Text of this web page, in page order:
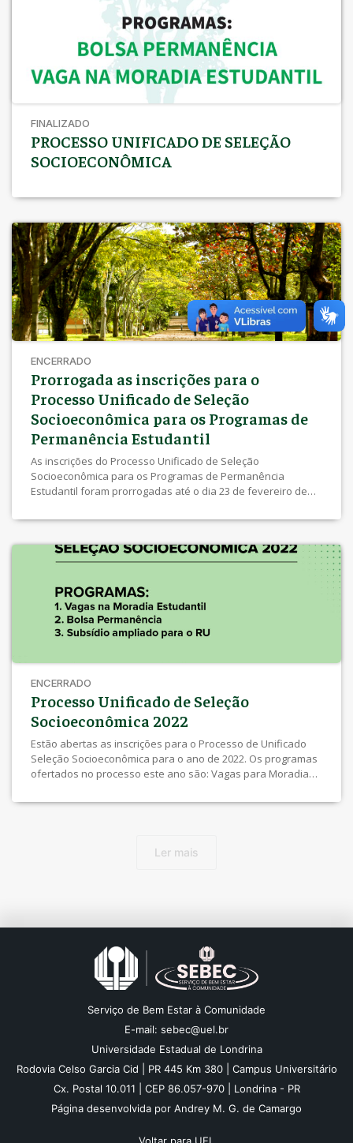
FINALIZADO
PROCESSO UNIFICADO DE SELEÇÃO
SOCIOECONÔMICA
ENCERRADO
Prorrogada as inscrições para o
Processo Unificado de Seleção
Socioeconômica para os Programas de
Permanência Estudantil
As inscrições do Processo Unificado de Seleção
Socioeconômica para os Programas de Permanência
Estudantil foram prorrogadas até o dia 23 de fevereiro de
graduação da UEL, regularmente matriculados, podem se
SEBEC ou por este link. A seleção oferta […]
ENCERRADO
Processo Unificado de Seleção
Socioeconômica 2022
Estão abertas as inscrições para o Processo de Unificado
Seleção Socioeconômica para o ano de 2022. Os programas
ofertados no processo este ano são: Vagas para Moradia
Para mais informações, clique aqui.
Ler mais
Serviço de Bem Estar à Comunidade
E-mail: sebec@uel.br
Universidade Estadual de Londrina
Rodovia Celso Garcia Cid | PR 445 Km 380 | Campus Universitário
Cx. Postal 10.011 | CEP 86.057-970 | Londrina - PR
Página desenvolvida por Andrey M. G. de Camargo